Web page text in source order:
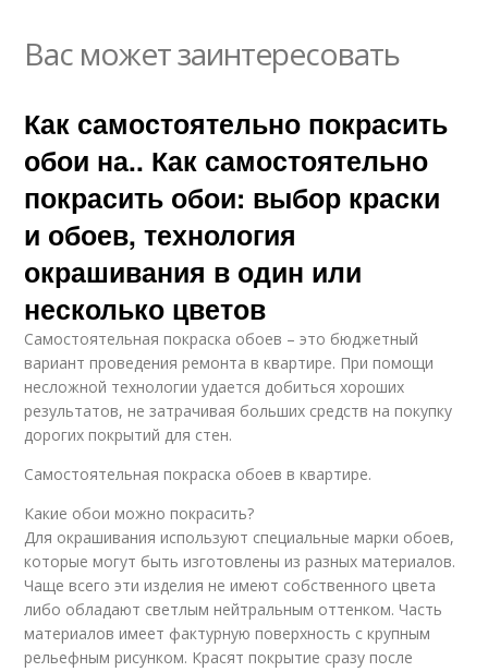
Вас может заинтересовать
Как самостоятельно покрасить
обои на.. Как самостоятельно
покрасить обои: выбор краски
и обоев, технология
окрашивания в один или
несколько цветов
Самостоятельная покраска обоев – это бюджетный
вариант проведения ремонта в квартире. При помощи
несложной технологии удается добиться хороших
результатов, не затрачивая больших средств на покупку
дорогих покрытий для стен.
Самостоятельная покраска обоев в квартире.
Какие обои можно покрасить?
Для окрашивания используют специальные марки обоев,
которые могут быть изготовлены из разных материалов.
Чаще всего эти изделия не имеют собственного цвета
либо обладают светлым нейтральным оттенком. Часть
материалов имеет фактурную поверхность с крупным
рельефным рисунком. Красят покрытие сразу после